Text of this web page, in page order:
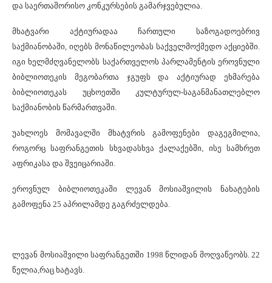
და საერთაშორისო კონკურსების გამარჯვებულია.
მხატვარი აქტიურადაა ჩართული საზოგადოებრივ
საქმიანობაში, იღებს მონაწილეობას საქველმოქმედო აქციებში.
იგი ხელმძღვანელობს საქართველოს პარლამენტის ეროვნული
ბიბლიოთეკის მეგობართა ჯგუფს და აქტიურად ეხმარება
ბიბლიოთეკას უცხოეთში კულტურულ-საგანმანათლებლო
საქმიანობის წარმართვაში.
უახლოეს მომავალში მხატვრის გამოფენები დაგეგმილია,
როგორც საფრანგეთის სხვადასხვა ქალაქებში, ისე სამხრეთ
აფრიკასა და შვეიცარიაში.
ეროვნულ ბიბლიოთეკაში ლევან მოსიაშვილის ნახატების
გამოფენა 25 აპრილამდე გაგრძელდება.
ლევან მოსიაშვილი საფრანგეთში 1998 წლიდან მოღვაწეობს. 22
წელია,რაც ხატავს.